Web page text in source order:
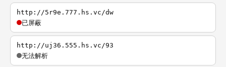
http://5r9e.777.hs.vc/dw
已屏蔽
http://uj36.555.hs.vc/93
无法解析